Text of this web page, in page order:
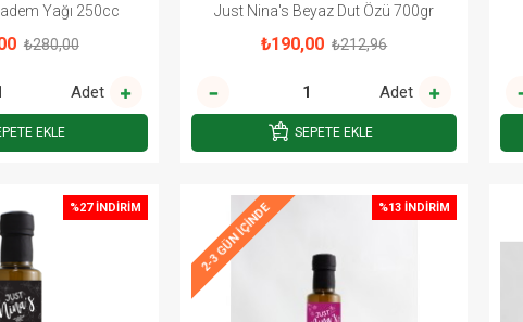
Yağı 250cc
₺280,00
Adet
EKLE
Just Nina's Beyaz Dut Özü 700gr
₺190,00 ₺212,96
Adet
SEPETE EKLE
%27 İNDIRIM %13 İNDIRIM
2-3 GÜN IÇINDE